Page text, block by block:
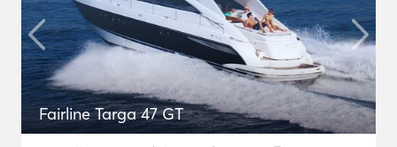
Fairline Targa 47 GT